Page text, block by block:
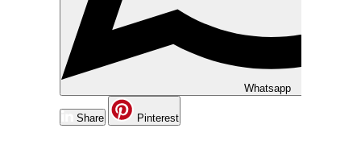
Whatsapp
Share Pinterest